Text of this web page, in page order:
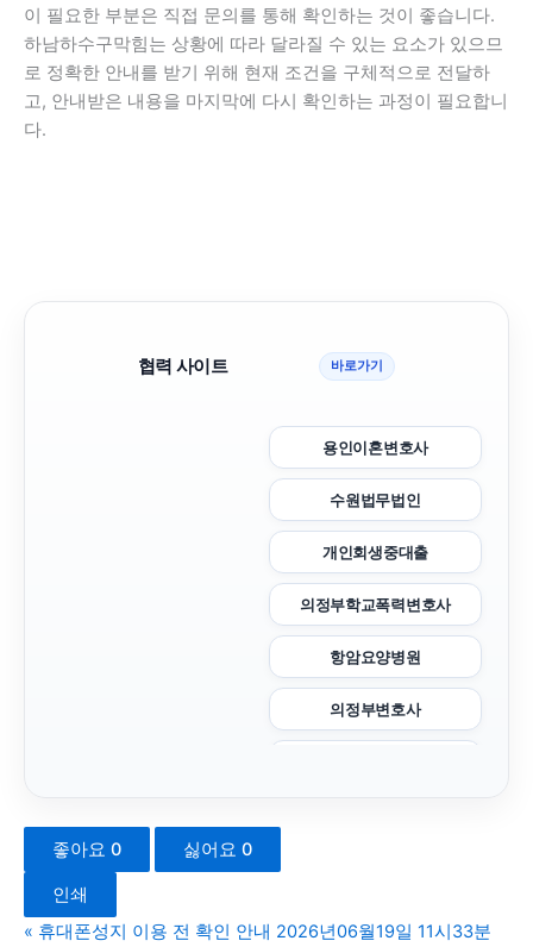
이 필요한 부분은 직접 문의를 통해 확인하는 것이 좋습니다.
하남하수구막힘는 상황에 따라 달라질 수 있는 요소가 있으므
로 정확한 안내를 받기 위해 현재 조건을 구체적으로 전달하
고, 안내받은 내용을 마지막에 다시 확인하는 과정이 필요합니
다.
협력 사이트 바로가기
용인이혼변호사
수원법무법인
개인회생중대출
의정부학교폭력변호사
항암요양병원
의정부변호사
좋아요 0 싫어요 0
인쇄
« 휴대폰성지 이용 전 확인 안내 2026년06월19일 11시33분